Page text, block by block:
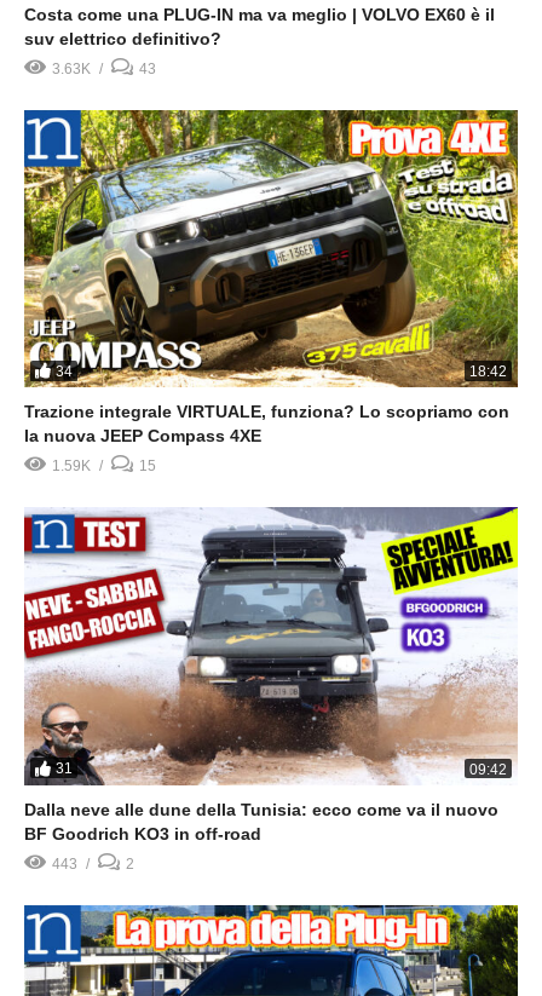
Costa come una PLUG-IN ma va meglio | VOLVO EX60 è il
suv elettrico definitivo?
3.63K 43
34 18:42
Trazione integrale VIRTUALE, funziona? Lo scopriamo con
la nuova JEEP Compass 4XE
1.59K 15
31 09:42
Dalla neve alle dune della Tunisia: ecco come va il nuovo
BF Goodrich KO3 in off-road
443 2